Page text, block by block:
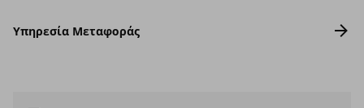
Υπηρεσία Μεταφοράς